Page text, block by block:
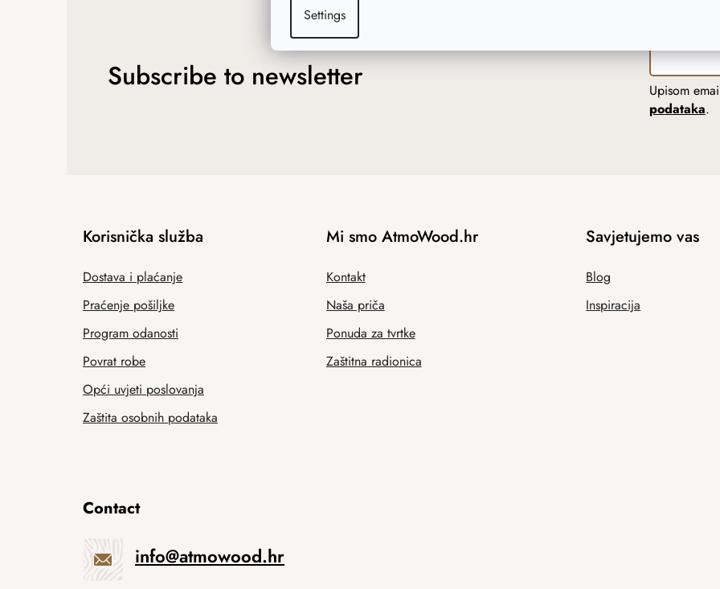
Settings
Subscribe to newsletter
Upisom
podataka.
Korisnička služba
Dostava i plaćanje
Praćenje pošiljke
Program odanosti
Povrat robe
Opći uvjeti poslovanja
Zaštita osobnih podataka
Mi smo AtmoWood.hr
Kontakt
Naša priča
Ponuda za tvrtke
Zaštitna radionica
Savjetujemo vas
Blog
Inspiracija
Contact
info@atmowood.hr